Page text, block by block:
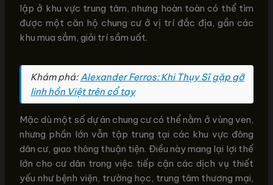
lập ở khu vực trung tâm, nhưng hoàn toàn có thể tìm
được một căn hộ chung cư ở vị trí đắc địa, gần các
khu mua sắm, giải trí sầm uất.
Khám phá: Alexander Ferros: Khi Thụy Sĩ gặp gỡ
linh hồn Việt trên cổ tay
Mặc dù một số dự án chung cư có thể nằm ở vùng ven,
nhưng phần lớn vẫn tập trung tại các khu vực đông
dân cư, giao thông thuận tiện. Điều này mang lại lợi thế
lớn cho cư dân trong việc tiếp cận các dịch vụ thiết
yếu như bệnh viện, trường học, trung tâm thương mại,